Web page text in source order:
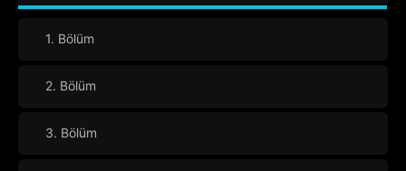
1. Bölüm
2. Bölüm
3. Bölüm